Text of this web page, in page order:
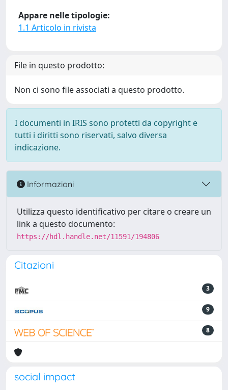
Appare nelle tipologie:
1.1 Articolo in rivista
File in questo prodotto:
Non ci sono file associati a questo prodotto.
I documenti in IRIS sono protetti da copyright e
tutti i diritti sono riservati, salvo diversa
indicazione.
Informazioni
Utilizza questo identificativo per citare o creare un
link a questo documento:
https://hdl.handle.net/11591/194806
Citazioni
3
9
8
social impact